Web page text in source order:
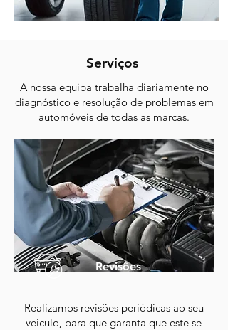
Serviços
A nossa equipa trabalha diariamente no
diagnóstico e resolução de problemas em
automóveis de todas as marcas.
Revisões
Realizamos revisões periódicas ao seu
veículo, para que garanta que este se